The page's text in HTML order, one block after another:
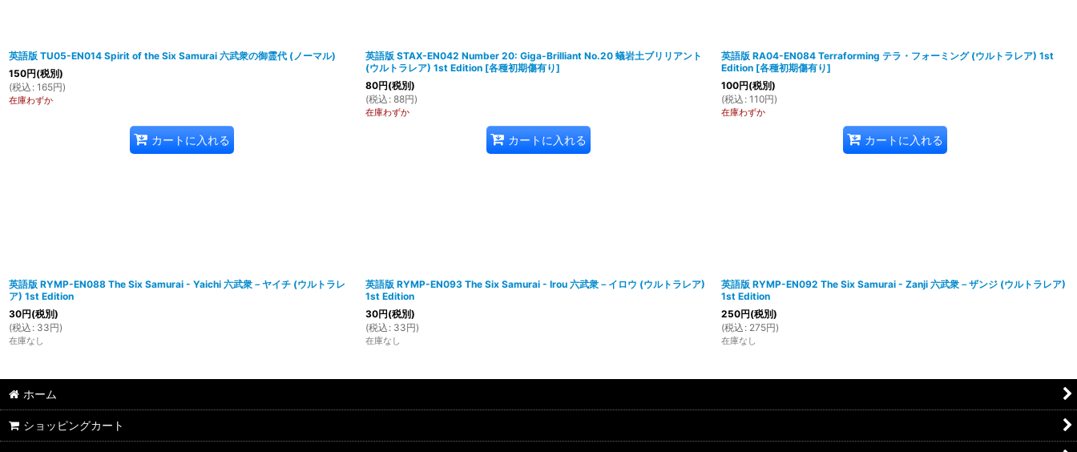
英語版 TU05-EN014 Spirit of the Six Samurai 六武衆の御霊代 (ノーマル)
150円(税別)
(税込 : 165円)
在庫わずか
カートに入れる
英語版 STAX-EN042 Number 20: Giga-Brilliant No.20 蟻岩土ブリリアント
(ウルトラレア) 1st Edition [各種初期傷有り]
80円(税別)
(税込 : 88円)
在庫わずか
カートに入れる
英語版 RA04-EN084 Terraforming テラ・フォーミング (ウルトラレア) 1st
Edition [各種初期傷有り]
100円(税別)
(税込 : 110円)
在庫わずか
カートに入れる
英語版 RYMP-EN088 The Six Samurai - Yaichi 六武衆－ヤイチ (ウルトラレ
ア) 1st Edition
30円(税別)
(税込 : 33円)
在庫なし
英語版 RYMP-EN093 The Six Samurai - Irou 六武衆－イロウ (ウルトラレア)
1st Edition
30円(税別)
(税込 : 33円)
在庫なし
英語版 RYMP-EN092 The Six Samurai - Zanji 六武衆－ザンジ (ウルトラレア)
1st Edition
250円(税別)
(税込 : 275円)
在庫なし
ホーム
ショッピングカート